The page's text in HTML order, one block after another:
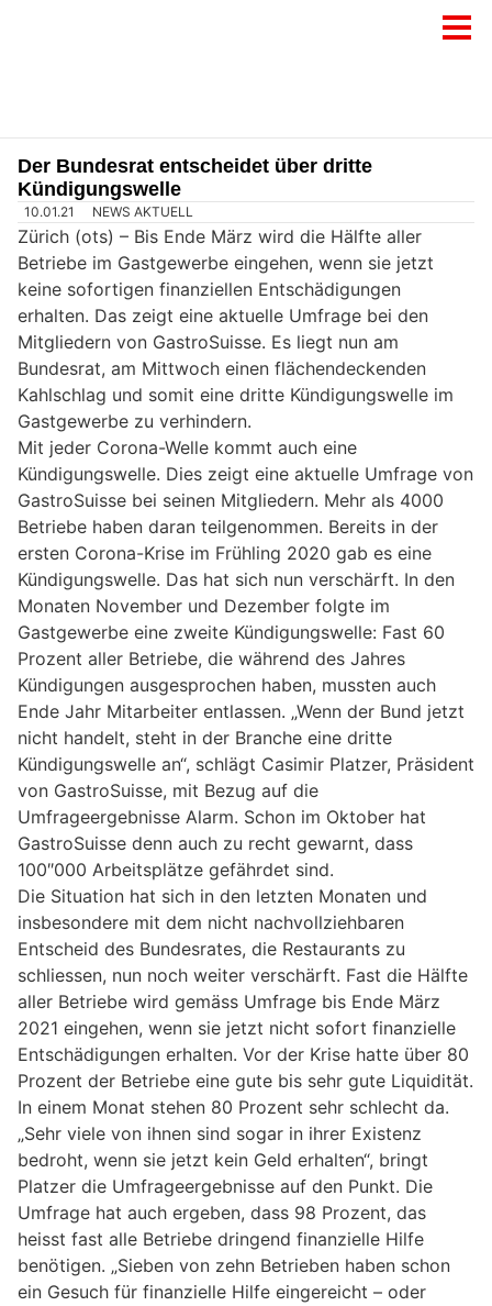
Der Bundesrat entscheidet über dritte
Kündigungswelle
10.01.21 NEWS AKTUELL
Zürich (ots) – Bis Ende März wird die Hälfte aller
Betriebe im Gastgewerbe eingehen, wenn sie jetzt
keine sofortigen finanziellen Entschädigungen
erhalten. Das zeigt eine aktuelle Umfrage bei den
Mitgliedern von GastroSuisse. Es liegt nun am
Bundesrat, am Mittwoch einen flächendeckenden
Kahlschlag und somit eine dritte Kündigungswelle im
Gastgewerbe zu verhindern.
Mit jeder Corona-Welle kommt auch eine
Kündigungswelle. Dies zeigt eine aktuelle Umfrage von
GastroSuisse bei seinen Mitgliedern. Mehr als 4000
Betriebe haben daran teilgenommen. Bereits in der
ersten Corona-Krise im Frühling 2020 gab es eine
Kündigungswelle. Das hat sich nun verschärft. In den
Monaten November und Dezember folgte im
Gastgewerbe eine zweite Kündigungswelle: Fast 60
Prozent aller Betriebe, die während des Jahres
Kündigungen ausgesprochen haben, mussten auch
Ende Jahr Mitarbeiter entlassen. „Wenn der Bund jetzt
nicht handelt, steht in der Branche eine dritte
Kündigungswelle an“, schlägt Casimir Platzer, Präsident
von GastroSuisse, mit Bezug auf die
Umfrageergebnisse Alarm. Schon im Oktober hat
GastroSuisse denn auch zu recht gewarnt, dass
100″000 Arbeitsplätze gefährdet sind.
Die Situation hat sich in den letzten Monaten und
insbesondere mit dem nicht nachvollziehbaren
Entscheid des Bundesrates, die Restaurants zu
schliessen, nun noch weiter verschärft. Fast die Hälfte
aller Betriebe wird gemäss Umfrage bis Ende März
2021 eingehen, wenn sie jetzt nicht sofort finanzielle
Entschädigungen erhalten. Vor der Krise hatte über 80
Prozent der Betriebe eine gute bis sehr gute Liquidität.
In einem Monat stehen 80 Prozent sehr schlecht da.
„Sehr viele von ihnen sind sogar in ihrer Existenz
bedroht, wenn sie jetzt kein Geld erhalten“, bringt
Platzer die Umfrageergebnisse auf den Punkt. Die
Umfrage hat auch ergeben, dass 98 Prozent, das
heisst fast alle Betriebe dringend finanzielle Hilfe
benötigen. „Sieben von zehn Betrieben haben schon
ein Gesuch für finanzielle Hilfe eingereicht – oder